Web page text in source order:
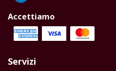
Accettiamo
Servizi